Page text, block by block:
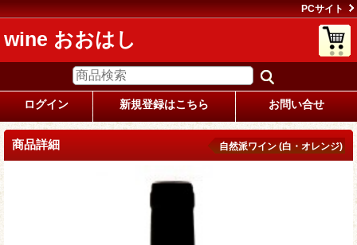
PCサイト
wine おおはし
ログイン 新規登録はこちら お問い合せ
商品詳細 自然派ワイン (白・オレンジ)